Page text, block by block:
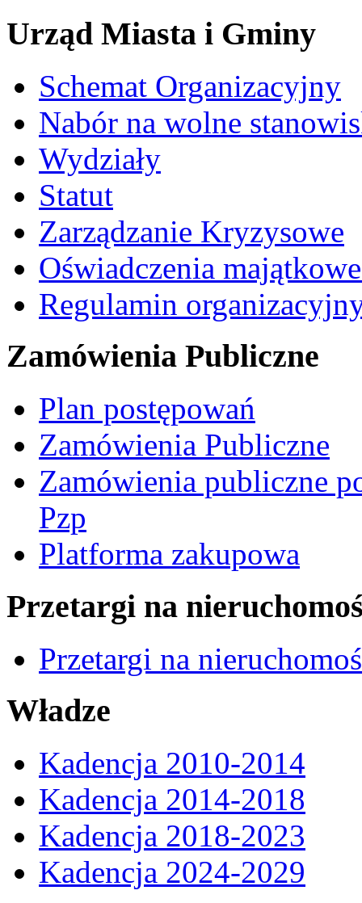
Urząd Miasta i Gminy
Schemat Organizacyjny
Nabór na wolne
Wydziały
Statut
Zarządzanie Kryzysowe
Oświadczenia
Regulamin
Zamówienia Publiczne
Plan postępowań
Zamówienia Publiczne
Zamówienia publiczne
Pzp
Platforma zakupowa
Przetargi na
Przetargi na
Władze
Kadencja 2010-2014
Kadencja 2014-2018
Kadencja 2018-2023
Kadencja 2024-2029